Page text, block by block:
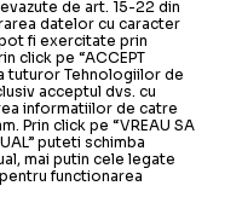
de art. 15-22 din
datelor cu caracter
fi exercitate prin
click pe “ACCEPT
tuturor Tehnologiilor de
acceptul dvs. cu
informatiilor de catre
Prin click pe “VREAU SA
puteti schimba
mai putin cele legate
functionarea